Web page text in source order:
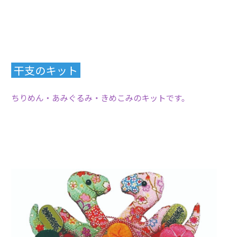
干支のキット
ちりめん・あみぐるみ・きめこみのキットです。